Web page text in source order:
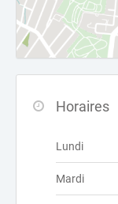
Horaires
Lundi
Mardi